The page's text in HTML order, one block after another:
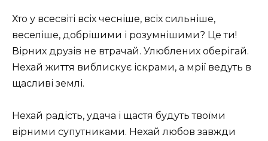
Хто у всесвіті всіх чесніше, всіх сильніше,
веселіше, добрішими і розумнішими? Це ти!
Вірних друзів не втрачай. Улюблених оберігай.
Нехай життя виблискує іскрами, а мрії ведуть в
щасливі землі.
Нехай радість, удача і щастя будуть твоїми
вірними супутниками. Нехай любов завжди